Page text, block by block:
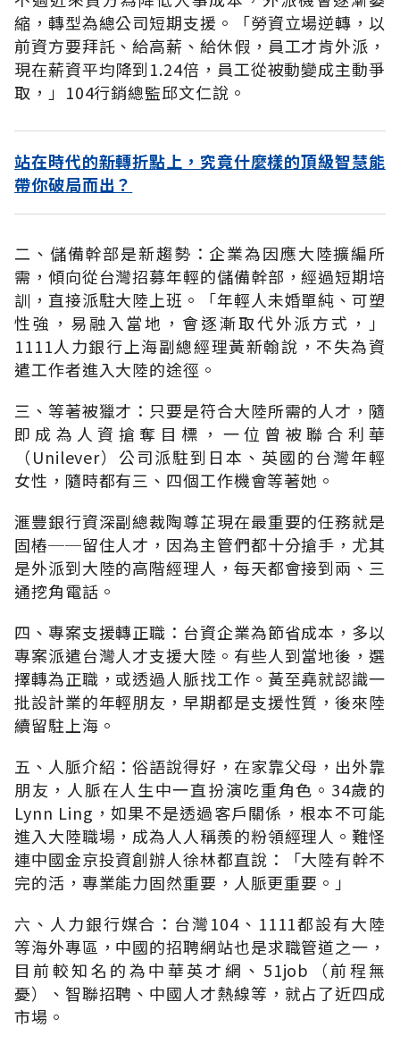
縮，轉型為總公司短期支援。「勞資立場逆轉，以
前資方要拜託、給高薪、給休假，員工才肯外派，
現在薪資平均降到1.24倍，員工從被動變成主動爭
取，」104行銷總監邱文仁說。
站在時代的新轉折點上，究竟什麼樣的頂級智慧能
帶你破局而出？
二、儲備幹部是新趨勢：企業為因應大陸擴編所
需，傾向從台灣招募年輕的儲備幹部，經過短期培
訓，直接派駐大陸上班。「年輕人未婚單純、可塑
性強，易融入當地，會逐漸取代外派方式，」
1111人力銀行上海副總經理黃新翰說，不失為資
遣工作者進入大陸的途徑。
三、等著被獵才：只要是符合大陸所需的人才，隨
即成為人資搶奪目標，一位曾被聯合利華
（Unilever）公司派駐到日本、英國的台灣年輕
女性，隨時都有三、四個工作機會等著她。
滙豐銀行資深副總裁陶尊芷現在最重要的任務就是
固樁──留住人才，因為主管們都十分搶手，尤其
是外派到大陸的高階經理人，每天都會接到兩、三
通挖角電話。
四、專案支援轉正職：台資企業為節省成本，多以
專案派遣台灣人才支援大陸。有些人到當地後，選
擇轉為正職，或透過人脈找工作。黃至堯就認識一
批設計業的年輕朋友，早期都是支援性質，後來陸
續留駐上海。
五、人脈介紹：俗語說得好，在家靠父母，出外靠
朋友，人脈在人生中一直扮演吃重角色。34歲的
Lynn Ling，如果不是透過客戶關係，根本不可能
進入大陸職場，成為人人稱羨的粉領經理人。難怪
連中國金京投資創辦人徐林都直說：「大陸有幹不
完的活，專業能力固然重要，人脈更重要。」
六、人力銀行媒合：台灣104、1111都設有大陸
等海外專區，中國的招聘網站也是求職管道之一，
目前較知名的為中華英才網、51job（前程無
憂）、智聯招聘、中國人才熱線等，就占了近四成
市場。